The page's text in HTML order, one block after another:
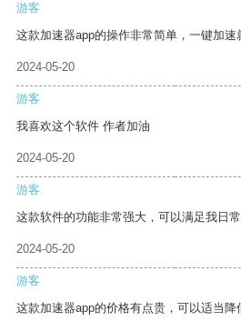
游客
这款加速器app的操作非常简单，一键加速
2024-05-20
游客
我喜欢这个软件 作者加油
2024-05-20
游客
这款软件的功能非常强大，可以满足我日常
2024-05-20
游客
这款加速器app的价格有点贵，可以适当降